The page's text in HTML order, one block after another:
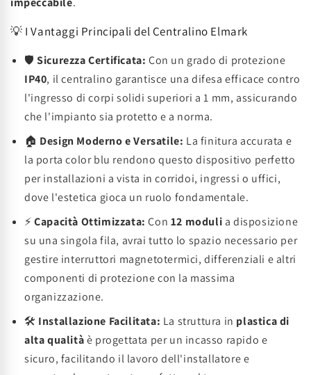
💡 I Vantaggi Principali del Centralino Elmark
🛡️Sicurezza Certificata: Con un grado di protezione
IP40, il centralino garantisce una difesa efficace contro
l'ingresso di corpi solidi superiori a 1 mm, assicurando
che l'impianto sia protetto e a norma.
🏠 Design Moderno e Versatile: La finitura accurata e
la porta color blu rendono questo dispositivo perfetto
per installazioni a vista in corridoi, ingressi o uffici,
dove l'estetica gioca un ruolo fondamentale.
⚡Capacità Ottimizzata: Con 12 moduli a disposizione
su una singola fila, avrai tutto lo spazio necessario per
gestire interruttori magnetotermici, differenziali e altri
componenti di protezione con la massima
organizzazione.
🛠️ Installazione Facilitata: La struttura in plastica di
alta qualitàè progettata per un incasso rapido e
sicuro, facilitando il lavoro dell'installatore e